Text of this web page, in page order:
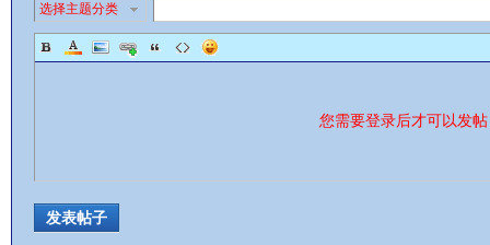
选择主题分类
您需要登录后才可以发
发表帖子